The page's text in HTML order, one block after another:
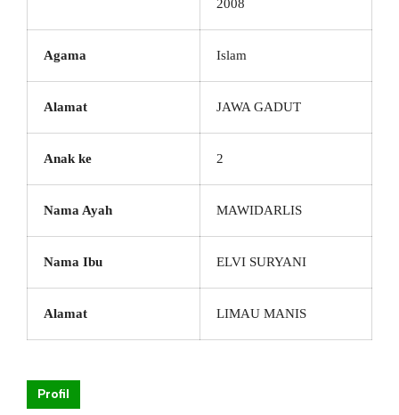
2008
Agama Islam
Alamat JAWA GADUT
Anak ke 2
Nama Ayah MAWIDARLIS
Nama Ibu ELVI SURYANI
Alamat LIMAU MANIS
Profil